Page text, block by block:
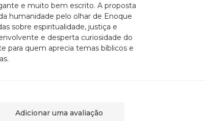
e muito bem escrito. A proposta
humanidade pelo olhar de Enoque
sobre espiritualidade, justiça e
e desperta curiosidade do
para quem aprecia temas bíblicos e
Adicionar uma avaliação